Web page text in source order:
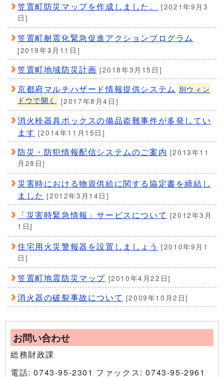
笠置町防災マップを作成しました。 [2021年9月3
日]
笠置町耐震化緊急促進アクションプログラム
[2019年3月11日]
笠置町地域防災計画 [2018年3月15日]
京都府マルチハザード情報提供システム 別ウィン
ドウで開く [2017年8月4日]
消火栓器具ボックスの備品盗難事件が多発してい
ます [2014年11月15日]
防災・防犯情報配信システムのご案内 [2013年11
月28日]
災害時における物資供給に関する協定書を締結し
ました [2012年3月14日]
「災害時緊急情報」サービスについて [2012年3月
1日]
住宅用火災警報器を設置しましょう [2010年9月1
日]
笠置町地震防災マップ [2010年4月22日]
消火器の破裂事故について [2009年10月2日]
お問い合わせ
総務財政課
電話: 0743-95-2301 ファックス: 0743-95-2961